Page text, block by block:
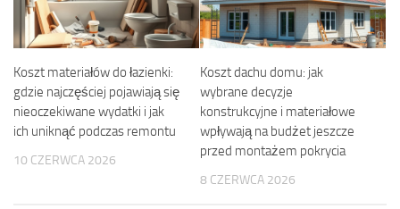
Koszt materiałów do łazienki:
gdzie najczęściej pojawiają się
nieoczekiwane wydatki i jak
ich uniknąć podczas remontu
10 CZERWCA 2026
Koszt dachu domu: jak
wybrane decyzje
konstrukcyjne i materiałowe
wpływają na budżet jeszcze
przed montażem pokrycia
8 CZERWCA 2026